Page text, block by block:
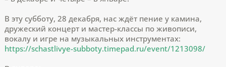
В эту субботу, 28 декабря, нас ждёт пение у камина,
дружеский концерт и мастер-классы по живописи,
вокалу и игре на музыкальных инструментах:
https://schastlivye-subboty.timepad.ru/event/1213098/